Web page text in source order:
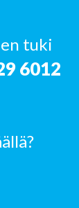
tuki
6012